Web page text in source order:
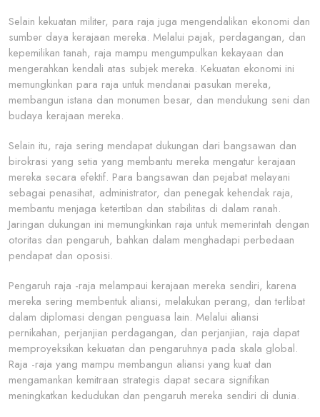
Selain kekuatan militer, para raja juga mengendalikan ekonomi dan
sumber daya kerajaan mereka. Melalui pajak, perdagangan, dan
kepemilikan tanah, raja mampu mengumpulkan kekayaan dan
mengerahkan kendali atas subjek mereka. Kekuatan ekonomi ini
memungkinkan para raja untuk mendanai pasukan mereka,
membangun istana dan monumen besar, dan mendukung seni dan
budaya kerajaan mereka.
Selain itu, raja sering mendapat dukungan dari bangsawan dan
birokrasi yang setia yang membantu mereka mengatur kerajaan
mereka secara efektif. Para bangsawan dan pejabat melayani
sebagai penasihat, administrator, dan penegak kehendak raja,
membantu menjaga ketertiban dan stabilitas di dalam ranah.
Jaringan dukungan ini memungkinkan raja untuk memerintah dengan
otoritas dan pengaruh, bahkan dalam menghadapi perbedaan
pendapat dan oposisi.
Pengaruh raja -raja melampaui kerajaan mereka sendiri, karena
mereka sering membentuk aliansi, melakukan perang, dan terlibat
dalam diplomasi dengan penguasa lain. Melalui aliansi
pernikahan, perjanjian perdagangan, dan perjanjian, raja dapat
memproyeksikan kekuatan dan pengaruhnya pada skala global.
Raja -raja yang mampu membangun aliansi yang kuat dan
mengamankan kemitraan strategis dapat secara signifikan
meningkatkan kedudukan dan pengaruh mereka sendiri di dunia.